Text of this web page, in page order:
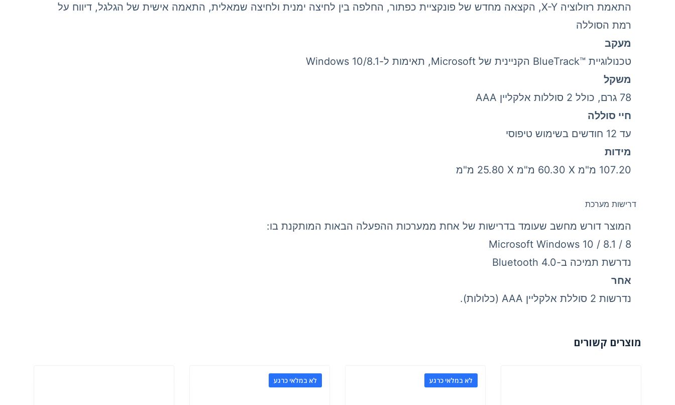
התאמת רזולוציה X-Y, הקצאה מחדש של פונקציית כפתור, החלפה בין לחיצה ימנית ולחיצה שמאלית, התאמה אישית של הגלגל, דיווח על
רמת הסוללה
מעקב
טכנולוגיית BlueTrack™‎ הקניינית של Microsoft‏, תאימות ל-Windows 10/8.1
משקל
78 גרם, כולל 2 סוללות אלקליין AAA
חיי סוללה
עד 12 חודשים בשימוש טיפוסי
מידות
107.20 מ"מ X‏ 60.30 מ"מ X‏ 25.80 מ"מ
דרישות מערכת
המוצר דורש מחשב שעומד בדרישות של אחת ממערכות ההפעלה הבאות המותקנת בו:
Microsoft Windows 10 / 8.1 / 8
נדרשת תמיכה ב-Bluetooth 4.0
אחר
נדרשות 2 סוללת אלקליין AAA (כלולות).
מוצרים קשורים
לא במלאי כרגע לא במלאי כרגע